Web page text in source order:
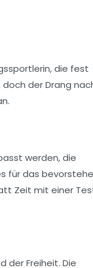
die fest
der Drang
werden, die
für das
Zeit mit einer
der Freiheit. Die